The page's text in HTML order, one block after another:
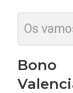
Os
Bono